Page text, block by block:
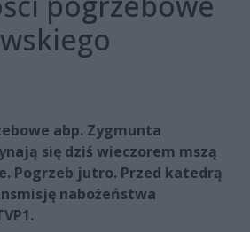
abp. Zygmunta
się dziś wieczorem mszą
Pogrzeb jutro. Przed katedrą
nabożeństwa